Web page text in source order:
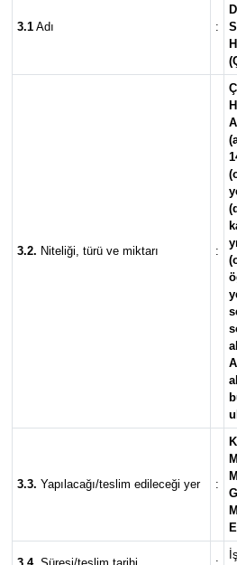
3.1Adı :
3.2. Niteliği, türü ve miktarı :
3.3. Yapılacağı/teslim edileceği yer :